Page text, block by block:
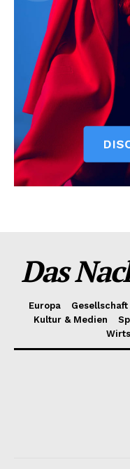
Das
Europa Gesellschaft
Kultur & Medien